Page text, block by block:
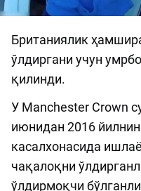
Британиялик
ўлдиргани учун
қилинди.
У Manchester Crown
июнидан 2016
касалхонасида
чақалоқни
ўлдирмоқчи